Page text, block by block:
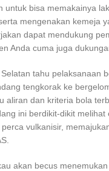
untuk bisa memakainya
mengenakan kemeja
dapat mendukung
Anda cuma juga
tahu pelaksanaan
tengkorak ke
aliran dan kriteria bola
ini berdikit-dikit
vulkanisir,
akan becus